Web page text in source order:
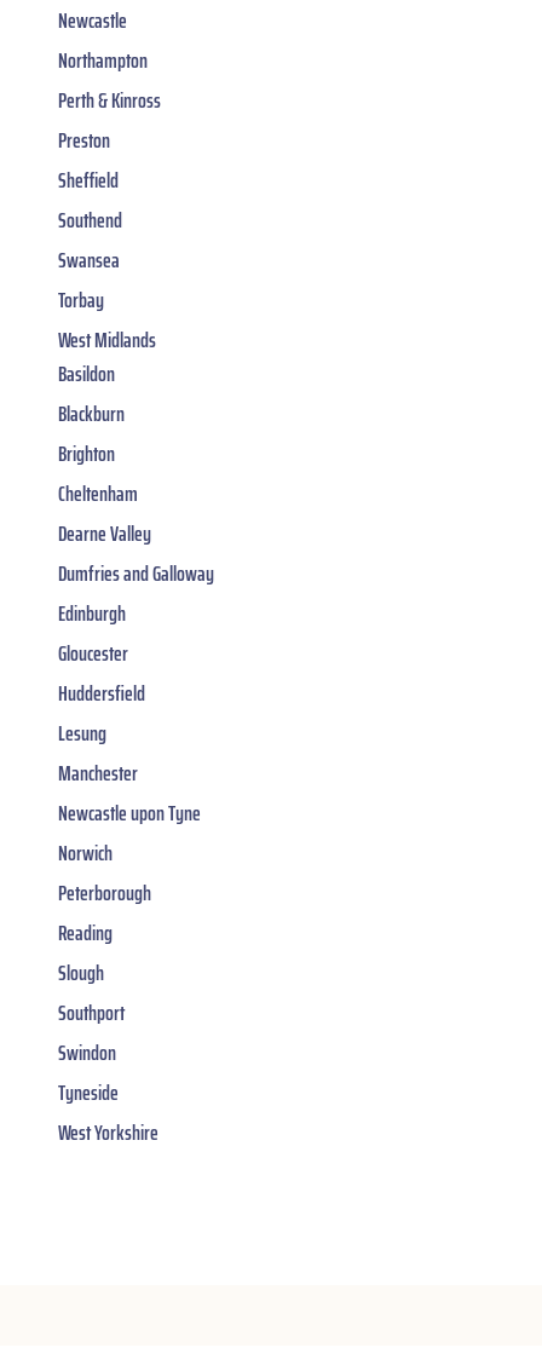
Newcastle
Northampton
Perth & Kinross
Preston
Sheffield
Southend
Swansea
Torbay
West Midlands
Basildon
Blackburn
Brighton
Cheltenham
Dearne Valley
Dumfries and Galloway
Edinburgh
Gloucester
Huddersfield
Lesung
Manchester
Newcastle upon Tyne
Norwich
Peterborough
Reading
Slough
Southport
Swindon
Tyneside
West Yorkshire